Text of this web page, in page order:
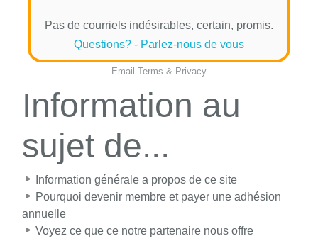
Pas de courriels indésirables, certain, promis.
Questions? - Parlez-nous de vous
Email Terms & Privacy
Information au
sujet de...
Information générale a propos de ce site
Pourquoi devenir membre et payer une adhésion
annuelle
Voyez ce que ce notre partenaire nous offre